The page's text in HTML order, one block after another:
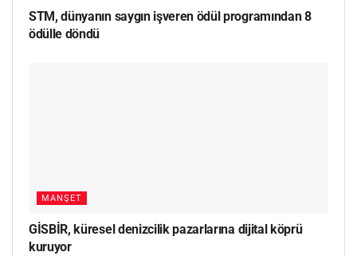
STM, dünyanın saygın işveren ödül programından 8
ödülle döndü
MANŞET
GİSBİR, küresel denizcilik pazarlarına dijital köprü
kuruyor